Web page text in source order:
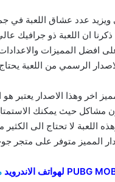
عدد عشاق اللعبة في
ذكرنا ان اللعبة ذو
افضل المميزات
الرسمي من اللعبة
اخر وهذا الاصدار يعتبر
مشاكل حيث يمكنك
اللعبة لا تحتاج الى